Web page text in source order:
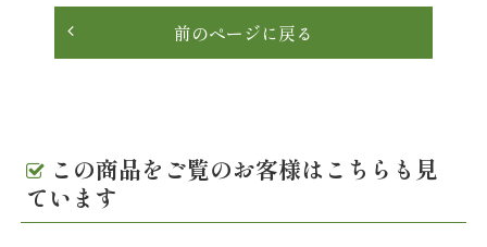
わ
り
前のページに戻る
この商品をご覧のお客様はこちらも見
ています